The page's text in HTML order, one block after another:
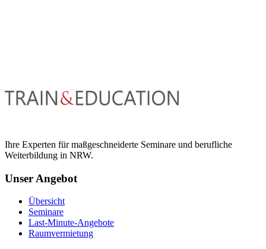
Ihre Experten für maßgeschneiderte Seminare und berufliche
Weiterbildung in NRW.
Unser Angebot
Übersicht
Seminare
Last-Minute-Angebote
Raumvermietung